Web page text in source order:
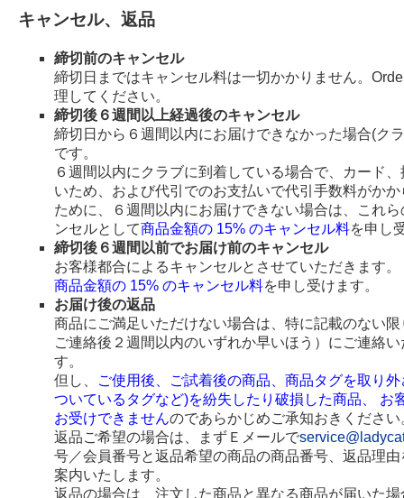
キャンセル、返品
締切前のキャンセル
締切日まではキャンセル料は一切かかりません。
理してください。
締切後６週間以上経過後のキャンセル
締切日から６週間以内にお届けできなかった場合(ク
です。
６週間以内にクラブに到着している場合で、カード
いため、および代引でのお支払いで代引手数料がか
ために、６週間以内にお届けできない場合は、これ
ンセルとして商品金額の 15% のキャンセル料を申し
締切後６週間以前でお届け前のキャンセル
お客様都合によるキャンセルとさせていただきます。
商品金額の 15% のキャンセル料を申し受けます。
お届け後の返品
商品にご満足いただけない場合は、特に記載のない
ご連絡後２週間以内のいずれか早いほう）にご連絡
す。
但し、
ご使用後、ご試着後の商品、商品タグを取り
ついているタグなど)を紛失したり破損した商品、
お受けできませんのであらかじめご承知おきください
返品ご希望の場合は、まずＥメールで
号／会員番号と返品希望の商品の商品番号、返品理
案内いたします。
返品の場合は、注文した商品と異なる商品が届いた